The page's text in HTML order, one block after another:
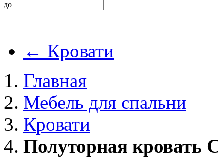
до
← Кровати
Главная
Мебель для спальни
Кровати
Полуторная кровать